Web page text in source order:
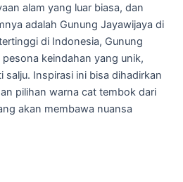
alam yang luar biasa, dan
adalah Gunung Jayawijaya di
di Indonesia, Gunung
keindahan yang unik,
salju. Inspirasi ini bisa dihadirkan
pilihan warna cat tembok dari
akan membawa nuansa